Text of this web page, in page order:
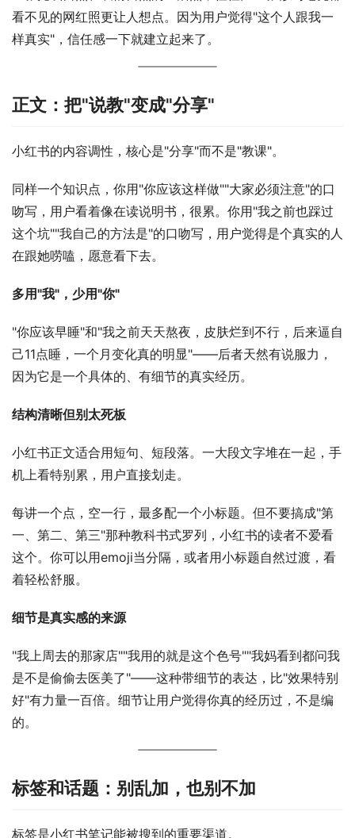
看不见的网红照更让人想点。因为用户觉得"这个人跟我一
样真实"，信任感一下就建立起来了。
正文：把"说教"变成"分享"
小红书的内容调性，核心是"分享"而不是"教课"。
同样一个知识点，你用"你应该这样做""大家必须注意"的口
吻写，用户看着像在读说明书，很累。你用"我之前也踩过
这个坑""我自己的方法是"的口吻写，用户觉得是个真实的人
在跟她唠嗑，愿意看下去。
多用"我"，少用"你"
"你应该早睡"和"我之前天天熬夜，皮肤烂到不行，后来逼自
己11点睡，一个月变化真的明显"——后者天然有说服力，
因为它是一个具体的、有细节的真实经历。
结构清晰但别太死板
小红书正文适合用短句、短段落。一大段文字堆在一起，手
机上看特别累，用户直接划走。
每讲一个点，空一行，最多配一个小标题。但不要搞成"第
一、第二、第三"那种教科书式罗列，小红书的读者不爱看
这个。你可以用emoji当分隔，或者用小标题自然过渡，看
着轻松舒服。
细节是真实感的来源
"我上周去的那家店""我用的就是这个色号""我妈看到都问我
是不是偷偷去医美了"——这种带细节的表达，比"效果特别
好"有力量一百倍。细节让用户觉得你真的经历过，不是编
的。
标签和话题：别乱加，也别不加
标签是小红书笔记能被搜到的重要渠道。